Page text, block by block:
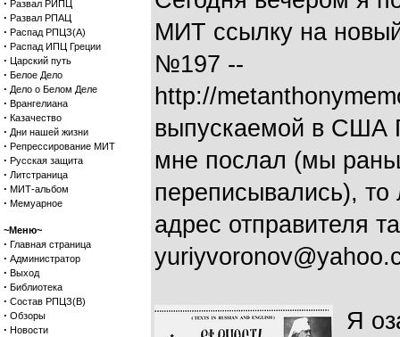
· Развал РИПЦ
· Развал РПАЦ
· Распад РПЦЗ(А)
· Распад ИПЦ Греции
· Царский путь
· Белое Дело
· Дело о Белом Деле
· Врангелиана
· Казачество
· Дни нашей жизни
· Репрессирование МИТ
· Русская защита
· Литстраница
· МИТ-альбом
· Мемуарное
~Меню~
· Главная страница
· Администратор
· Выход
· Библиотека
· Состав РПЦЗ(В)
· Обзоры
· Новости
МИТ ссылку на
№197 --
http://
выпускаемой в США
мне послал (мы
переписывались), то
адрес отправителя
Я